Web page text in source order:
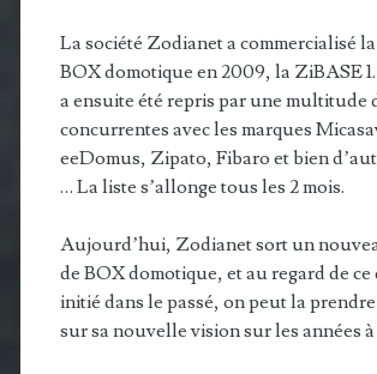
La société Zodianet a commercialisé
BOX domotique en 2009, la ZiBASE
a ensuite été repris par une multitude
concurrentes avec les marques
eeDomus, Zipato, Fibaro et bien
… La liste s’allonge tous les 2 mois.
Aujourd’hui, Zodianet sort un
de BOX domotique, et au regard de ce
initié dans le passé, on peut la
sur sa nouvelle vision sur les années